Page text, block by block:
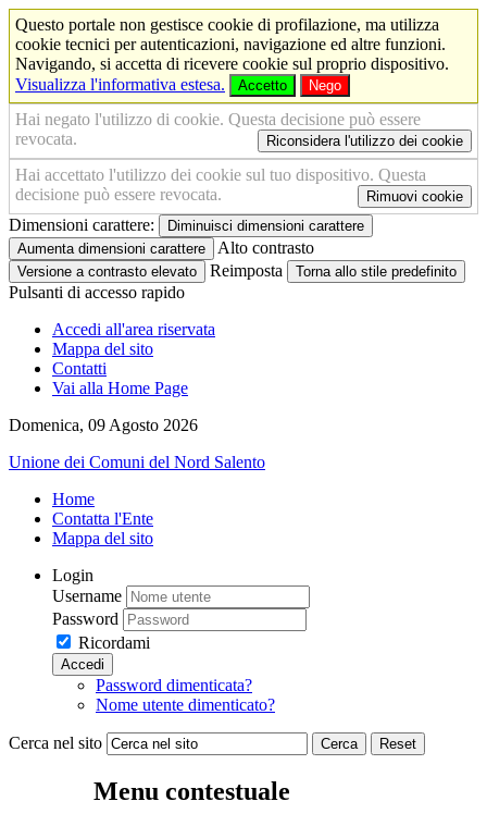
Questo portale non gestisce cookie di profilazione, ma utilizza
cookie tecnici per autenticazioni, navigazione ed altre funzioni.
Navigando, si accetta di ricevere cookie sul proprio dispositivo.
Visualizza l'informativa estesa.
Accetto Nego
Hai negato l'utilizzo di cookie. Questa decisione può essere
revocata.
Riconsidera l'utilizzo dei cookie
Hai accettato l'utilizzo dei cookie sul tuo dispositivo. Questa
decisione può essere revocata.
Rimuovi cookie
Dimensioni carattere:
Diminuisci dimensioni carattere
Aumenta dimensioni carattere
Alto contrasto
Versione a contrasto elevato Reimposta Torna allo stile predefinito
Pulsanti di accesso rapido
Accedi all'area riservata
Mappa del sito
Contatti
Vai alla Home Page
Domenica, 09 Agosto 2026
Unione dei Comuni del Nord Salento
Home
Contatta l'Ente
Mappa del sito
Login
Username
Password
Ricordami
Accedi
Password dimenticata?
Nome utente dimenticato?
Cerca nel sito Cerca Reset
Menu contestuale